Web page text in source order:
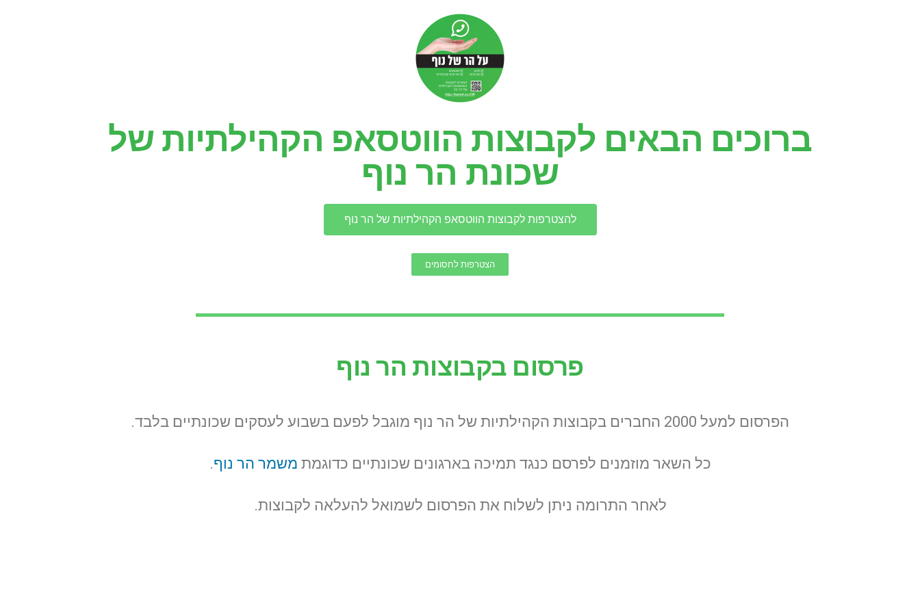
ברוכים הבאים לקבוצות הווטסאפ הקהילתיות של
שכונת הר נוף
להצטרפות לקבוצות הווטסאפ הקהילתיות של הר נוף
הצטרפות לחסומים
פרסום בקבוצות הר נוף​
הפרסום למעל 2000 החברים בקבוצות הקהילתיות של הר נוף מוגבל לפעם בשבוע לעסקים שכונתיים בלבד.
כל השאר מוזמנים לפרסם כנגד תמיכה בארגונים שכונתיים כדוגמת משמר הר נוף.
לאחר התרומה ניתן לשלוח את הפרסום לשמואל להעלאה לקבוצות.